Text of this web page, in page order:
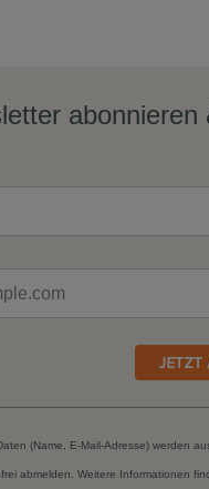
JETZT
(Name, E-Mail-Adresse) werden
abmelden. Weitere Informationen